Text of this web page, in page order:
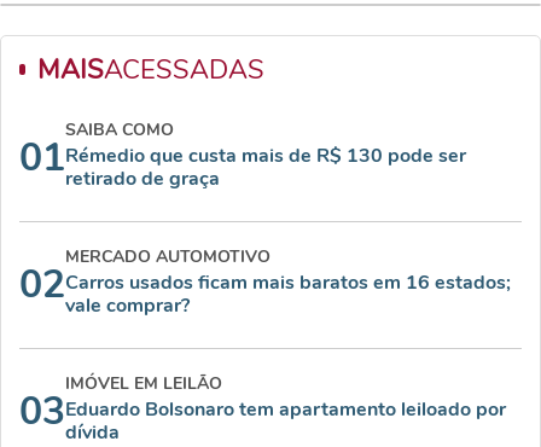
MAISACESSADAS
01
SAIBA COMO
Rémedio que custa mais de R$ 130 pode ser
retirado de graça
02
MERCADO AUTOMOTIVO
Carros usados ficam mais baratos em 16 estados;
vale comprar?
03
IMÓVEL EM LEILÃO
Eduardo Bolsonaro tem apartamento leiloado por
dívida